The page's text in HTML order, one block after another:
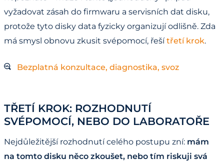
vyžadovat zásah do firmwaru a servisních dat disku,
protože tyto disky data fyzicky organizují odlišně. Zda
má smysl obnovu zkusit svépomocí, řešítřetí krok.
Bezplatná konzultace, diagnostika, svoz
TŘETÍ KROK: ROZHODNUTÍ
SVÉPOMOCÍ, NEBO DO LABORATOŘE
Nejdůležitější rozhodnutí celého postupu zní: mám
na tomto disku něco zkoušet, nebo tím riskuji svá